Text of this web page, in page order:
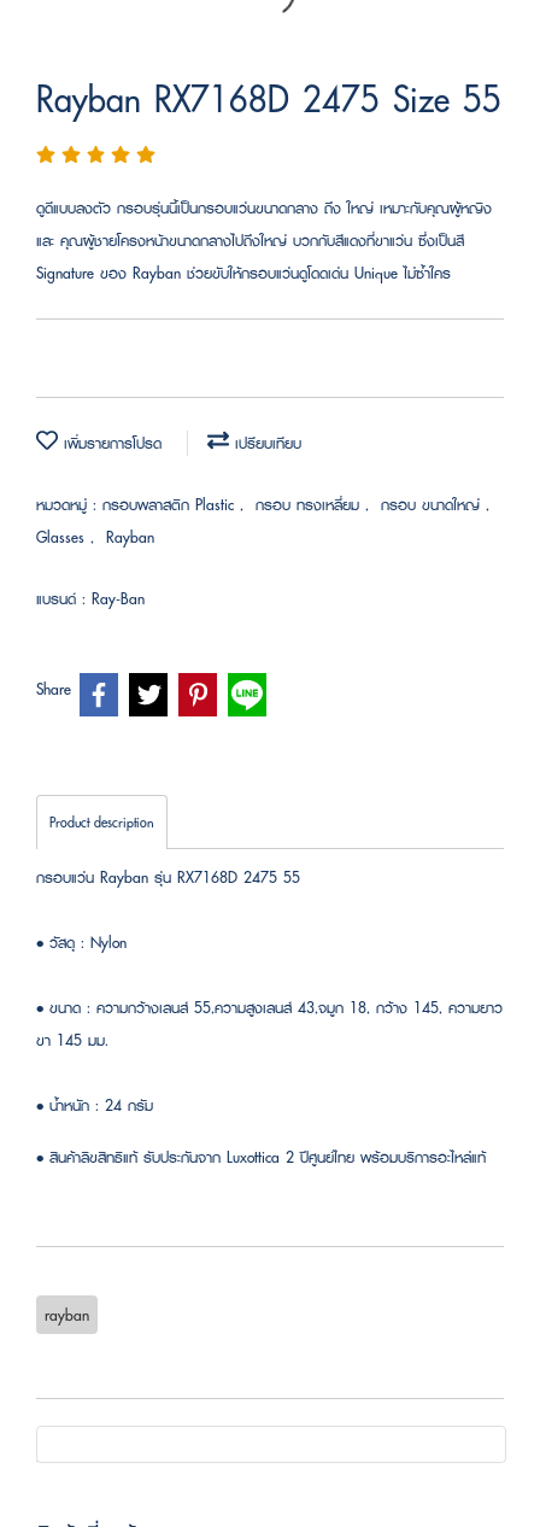
Rayban RX7168D 2475 Size 55
ดูดีแบบลงตัว กรอบรุ่นนี้เป็นกรอบแว่นขนาดกลาง ถึง ใหญ่ เหมาะกับคุณผู้หญิง
และ คุณผู้ชายโครงหน้าขนาดกลางไปถึงใหญ่ บวกกับสีแดงที่ขาแว่น ซึ่งเป็นสี
Signature ของ Rayban ช่วยขับให้กรอบแว่นดูโดดเด่น Unique ไม่ซ้ำใคร
เพิ่มรายการโปรด เปรียบเทียบ
หมวดหมู่ : กรอบพลาสติก Plastic , กรอบ ทรงเหลี่ยม , กรอบ ขนาดใหญ่ ,
Glasses , Rayban
แบรนด์ : Ray-Ban
Share
Product description
กรอบแว่น Rayban รุ่น RX7168D 2475 55
• วัสดุ : Nylon
• ขนาด : ความกว้างเลนส์ 55,ความสูงเลนส์ 43,จมูก 18, กว้าง 145, ความยาว
ขา 145 มม.
• น้ำหนัก : 24 กรัม
• สินค้าลิขสิทธิแท้ รับประกันจาก Luxottica 2 ปีศูนย์ไทย พร้อมบริการอะไหล่แท้
rayban